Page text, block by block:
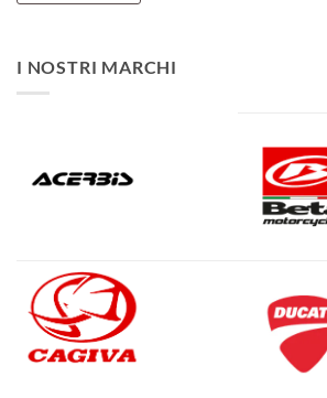
I NOSTRI MARCHI